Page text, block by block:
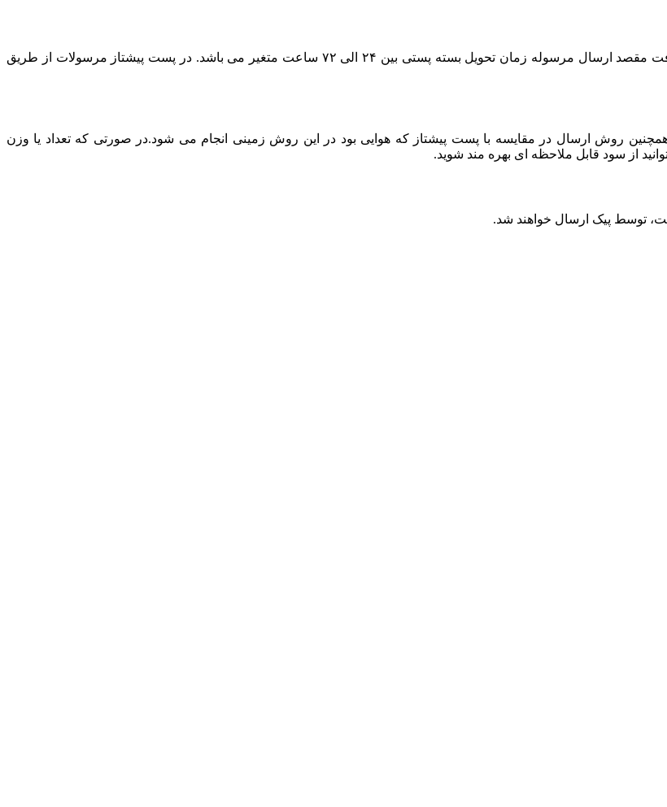
در حال حاضر پست پیشتاز مطمئن ترین روش ارسال است و بسته به بعد مسافت مقصد ارسال مرسوله زمان تحویل بسته پستی بین ۲۴ الی ۷۲ ساعت متغیر می باشد. در پست پیشتاز مرسولات از طریق
روش ارسال در مقایسه با پست پیشتاز که هوایی بود در این روش زمینی انجام می شود.در صورتی که تعداد یا وزن
از سود قابل ملاحظه ای بهره مند شوید.